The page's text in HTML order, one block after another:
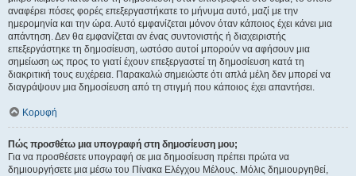
αναφέρει πόσες φορές επεξεργαστήκατε το μήνυμα αυτό, μαζί με την
ημερομηνία και την ώρα. Αυτό εμφανίζεται μόνον όταν κάποιος έχει κάνει μια
απάντηση. Δεν θα εμφανίζεται αν ένας συντονιστής ή διαχειριστής
επεξεργάστηκε τη δημοσίευση, ωστόσο αυτοί μπορούν να αφήσουν μια
σημείωση ως προς το γιατί έχουν επεξεργαστεί τη δημοσίευση κατά τη
διακριτική τους ευχέρεια. Παρακαλώ σημειώστε ότι απλά μέλη δεν μπορεί να
διαγράψουν μια δημοσίευση από τη στιγμή που κάποιος έχει απαντήσει.
Κορυφή
Πώς προσθέτω μια υπογραφή στη δημοσίευση μου;
Για να προσθέσετε υπογραφή σε μια δημοσίευση πρέπει πρώτα να
δημιουργήσετε μια μέσω του Πίνακα Ελέγχου Μέλους. Μόλις δημιουργηθεί,